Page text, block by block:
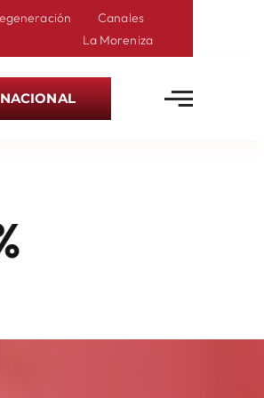
Canales
La Moreniza
NACIONAL
Ya Sin